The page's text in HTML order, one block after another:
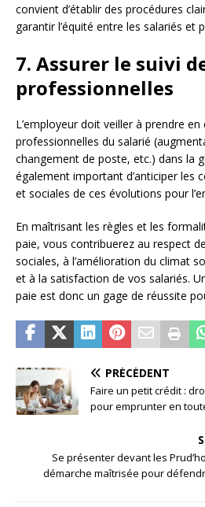
convient d’établir des procédures
garantir l’équité entre les salariés et
7. Assurer le suivi
professionnelles
L’employeur doit veiller à prendre
professionnelles du salarié
changement de poste, etc.) dans la
également important d’anticiper les
et sociales de ces évolutions pour
En maîtrisant les règles et les
paie, vous contribuerez au respect
sociales, à l’amélioration du climat
et à la satisfaction de vos salariés.
paie est donc un gage de réussite
PRÉCÉDENT
Faire un petit crédit :
pour emprunter en
Se présenter devant les
démarche maîtrisée pour